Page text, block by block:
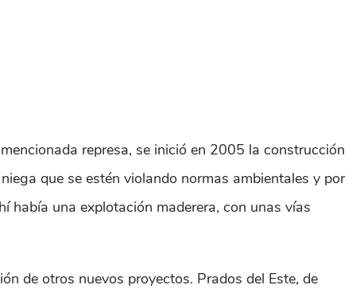
represa, se inició en 2005 la construcción
que se estén violando normas ambientales y por
había una explotación maderera, con unas vías
de otros nuevos proyectos. Prados del Este, de